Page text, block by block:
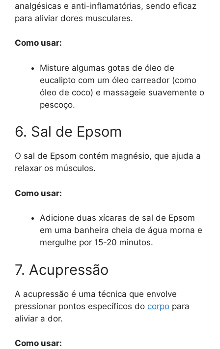
analgésicas e anti-inflamatórias, sendo eficaz
para aliviar dores musculares.
Como usar:
Misture algumas gotas de óleo de
eucalipto com um óleo carreador (como
óleo de coco) e massageie suavemente o
pescoço.
6. Sal de Epsom
O sal de Epsom contém magnésio, que ajuda a
relaxar os músculos.
Como usar:
Adicione duas xícaras de sal de Epsom
em uma banheira cheia de água morna e
mergulhe por 15-20 minutos.
7. Acupressão
A acupressão é uma técnica que envolve
pressionar pontos específicos do corpo para
aliviar a dor.
Como usar: